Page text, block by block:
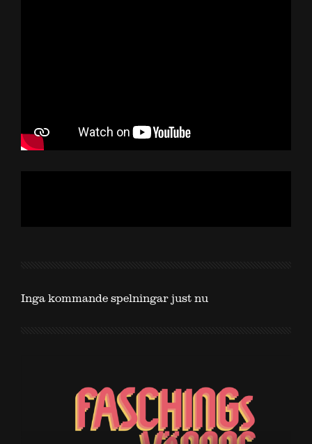
Inga kommande spelningar just nu